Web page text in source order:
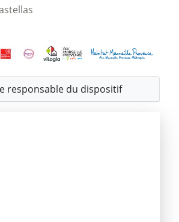
responsable du dispositif